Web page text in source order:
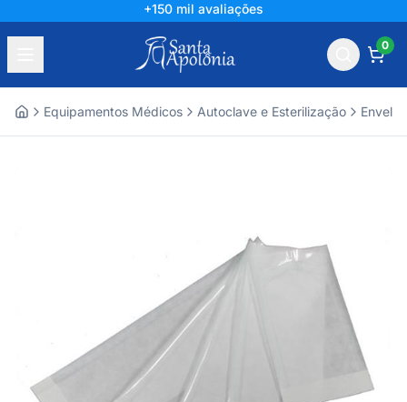
+150 mil avaliações
0
Equipamentos Médicos Autoclave e Esterilização